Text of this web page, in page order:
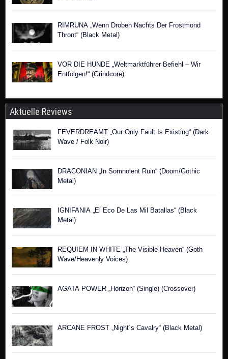
RIMRUNA „Wenn Droben Nachts Der Frostmond
Thront“ (Black Metal)
VOR DIE HUNDE „Weltmarktführer Befiehl – Wir
Entfolgen!“ (Grindcore)
Aktuelle Reviews
FEVERDREAMT „Our Only Fault Is Existing“ (Dark
Wave / Folk Noir)
DRACONIAN „In Somnolent Ruin“ (Doom/Gothic
Metal)
IGNIFANIA „El Eco De Las Mil Batallas“ (Black
Metal)
REQUIEM IN WHITE „The Visible Heaven“ (Goth
Wave/Heavenly Voices)
AGATA POWER „Horizon“ (Single) (Crossover)
ARCANE FROST „Night´s Cavalry“ (Black Metal)